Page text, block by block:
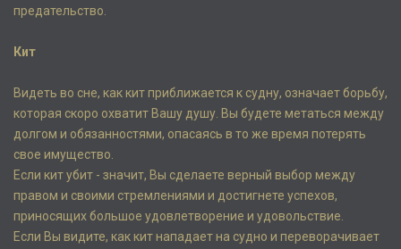
предательство.
Кит
Видеть во сне, как кит приближается к судну, означает борьбу,
которая скоро охватит Вашу душу. Вы будете метаться между
долгом и обязанностями, опасаясь в то же время потерять
свое имущество.
Если кит убит - значит, Вы сделаете верный выбор между
правом и своими стремлениями и достигнете успехов,
приносящих большое удовлетворение и удовольствие.
Если Вы видите, как кит нападает на судно и переворачивает